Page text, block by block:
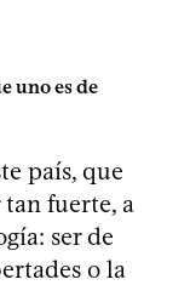
uno es de
país, que
fuerte, a
ser de
o la